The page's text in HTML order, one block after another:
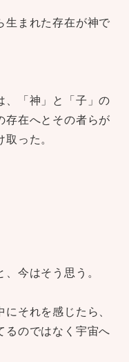
生まれた存在が神で
、「神」と「子」の
存在へとその者らが
った。
今はそう思う。
それを感じたら、
るのではなく宇宙へ